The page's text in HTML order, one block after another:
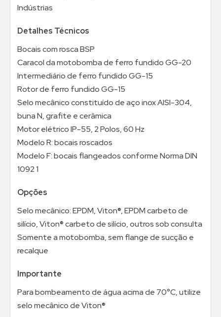
Indústrias
Detalhes Técnicos
Bocais com rosca BSP
Caracol da motobomba de ferro fundido GG-20
Intermediário de ferro fundido GG-15
Rotor de ferro fundido GG-15
Selo mecânico constituído de aço inox AISI-304,
buna N, grafite e cerâmica
Motor elétrico IP-55, 2 Polos, 60 Hz
Modelo R: bocais roscados
Modelo F: bocais flangeados conforme Norma DIN
1092 1
Opções
Selo mecânico: EPDM, Viton®, EPDM carbeto de
silício, Viton® carbeto de silício, outros sob consulta
Somente a motobomba, sem flange de sucção e
recalque
Importante
Para bombeamento de água acima de 70°C, utilize
selo mecânico de Viton®